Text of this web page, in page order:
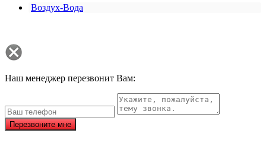
Воздух-Вода
Наш менеджер перезвонит Вам:
Перезвоните мне